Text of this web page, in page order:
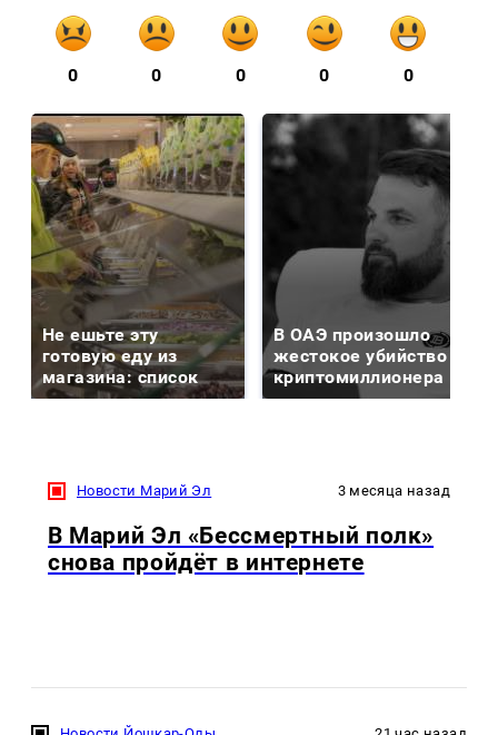
0 0 0 0 0
Не ешьте эту
готовую еду из
магазина: список
В ОАЭ произошло
жестокое убийство
криптомиллионера
Новости Марий Эл 3 месяца назад
В Марий Эл «Бессмертный полк»
снова пройдёт в интернете